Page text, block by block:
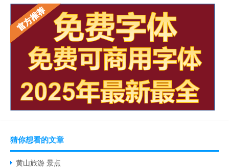
猜你想看的文章
黄山旅游 景点